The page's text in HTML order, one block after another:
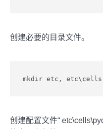
创建必要的目录文件。
mkdir etc,
创建配置文件“